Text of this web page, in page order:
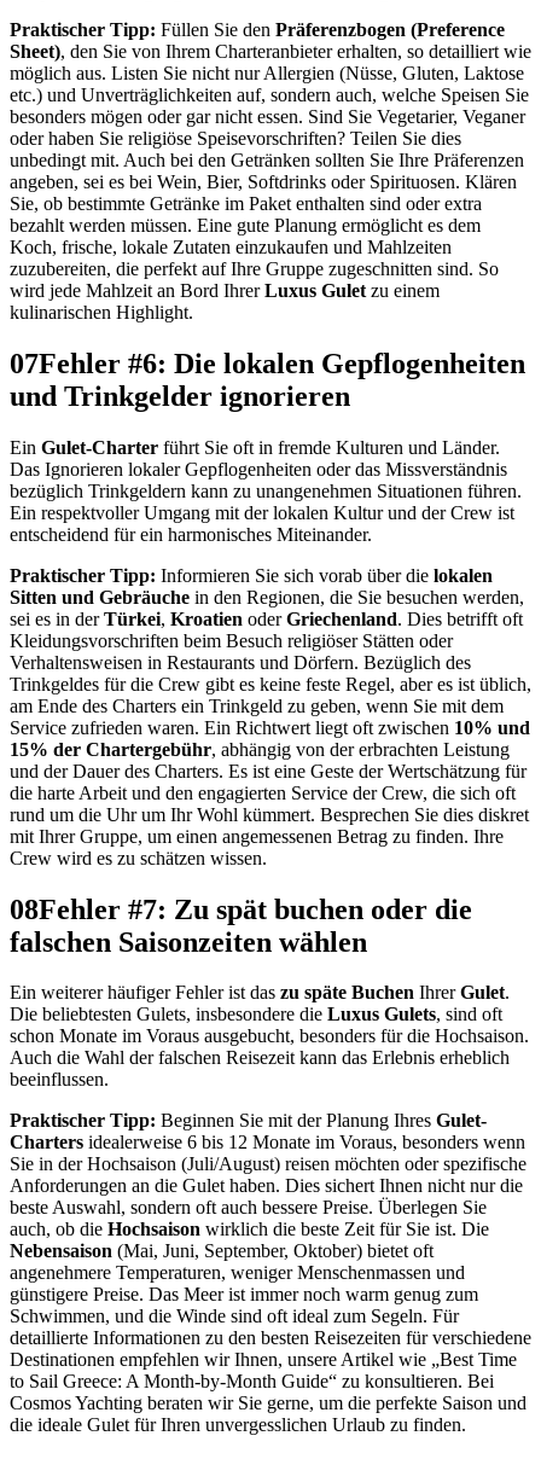
Praktischer Tipp: Füllen Sie den Präferenzbogen (Preference
Sheet), den Sie von Ihrem Charteranbieter erhalten, so detailliert wie
möglich aus. Listen Sie nicht nur Allergien (Nüsse, Gluten, Laktose
etc.) und Unverträglichkeiten auf, sondern auch, welche Speisen Sie
besonders mögen oder gar nicht essen. Sind Sie Vegetarier, Veganer
oder haben Sie religiöse Speisevorschriften? Teilen Sie dies
unbedingt mit. Auch bei den Getränken sollten Sie Ihre Präferenzen
angeben, sei es bei Wein, Bier, Softdrinks oder Spirituosen. Klären
Sie, ob bestimmte Getränke im Paket enthalten sind oder extra
bezahlt werden müssen. Eine gute Planung ermöglicht es dem
Koch, frische, lokale Zutaten einzukaufen und Mahlzeiten
zuzubereiten, die perfekt auf Ihre Gruppe zugeschnitten sind. So
wird jede Mahlzeit an Bord IhrerLuxus Gulet zu einem
kulinarischen Highlight.
07Fehler #6: Die lokalen Gepflogenheiten
und Trinkgelder ignorieren
Ein Gulet-Charter führt Sie oft in fremde Kulturen und Länder.
Das Ignorieren lokaler Gepflogenheiten oder das Missverständnis
bezüglich Trinkgeldern kann zu unangenehmen Situationen führen.
Ein respektvoller Umgang mit der lokalen Kultur und der Crew ist
entscheidend für ein harmonisches Miteinander.
Praktischer Tipp: Informieren Sie sich vorab über die lokalen
Sitten und Gebräuche in den Regionen, die Sie besuchen werden,
sei es in derTürkei, Kroatien oderGriechenland. Dies betrifft oft
Kleidungsvorschriften beim Besuch religiöser Stätten oder
Verhaltensweisen in Restaurants und Dörfern. Bezüglich des
Trinkgeldes für die Crew gibt es keine feste Regel, aber es ist üblich,
am Ende des Charters ein Trinkgeld zu geben, wenn Sie mit dem
Service zufrieden waren. Ein Richtwert liegt oft zwischen 10% und
15% der Chartergebühr, abhängig von der erbrachten Leistung
und der Dauer des Charters. Es ist eine Geste der Wertschätzung für
die harte Arbeit und den engagierten Service der Crew, die sich oft
rund um die Uhr um Ihr Wohl kümmert. Besprechen Sie dies diskret
mit Ihrer Gruppe, um einen angemessenen Betrag zu finden. Ihre
Crew wird es zu schätzen wissen.
08Fehler #7: Zu spät buchen oder die
falschen Saisonzeiten wählen
Ein weiterer häufiger Fehler ist das zu späte Buchen IhrerGulet.
Die beliebtesten Gulets, insbesondere die Luxus Gulets, sind oft
schon Monate im Voraus ausgebucht, besonders für die Hochsaison.
Auch die Wahl der falschen Reisezeit kann das Erlebnis erheblich
beeinflussen.
Praktischer Tipp: Beginnen Sie mit der Planung Ihres Gulet-
Charters idealerweise 6 bis 12 Monate im Voraus, besonders wenn
Sie in der Hochsaison (Juli/August) reisen möchten oder spezifische
Anforderungen an die Gulet haben. Dies sichert Ihnen nicht nur die
beste Auswahl, sondern oft auch bessere Preise. Überlegen Sie
auch, ob die Hochsaison wirklich die beste Zeit für Sie ist. Die
Nebensaison (Mai, Juni, September, Oktober) bietet oft
angenehmere Temperaturen, weniger Menschenmassen und
günstigere Preise. Das Meer ist immer noch warm genug zum
Schwimmen, und die Winde sind oft ideal zum Segeln. Für
detaillierte Informationen zu den besten Reisezeiten für verschiedene
Destinationen empfehlen wir Ihnen, unsere Artikel wie „Best Time
to Sail Greece: A Month-by-Month Guide“ zu konsultieren. Bei
Cosmos Yachting beraten wir Sie gerne, um die perfekte Saison und
die ideale Gulet für Ihren unvergesslichen Urlaub zu finden.